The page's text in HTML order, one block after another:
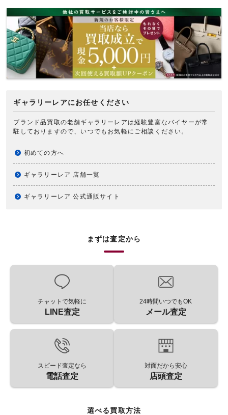
ギャラリーレアにお任せください
ブランド品買取の老舗ギャラリーレアは経験豊富なバイヤーが常
駐しておりますので、いつでもお気軽にご相談ください。
初めての方へ
ギャラリーレア 店舗一覧
ギャラリーレア 公式通販サイト
まずは査定から
チャットで気軽に
LINE査定
24時間いつでもOK
メール査定
スピード査定なら
電話査定
対面だから安心
店頭査定
選べる買取方法